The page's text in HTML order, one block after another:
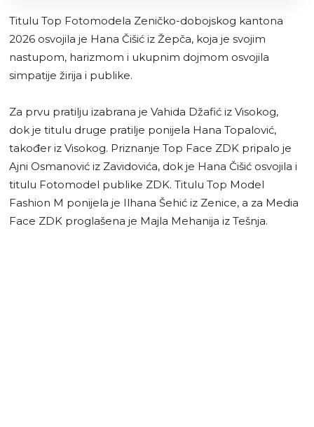
Titulu Top Fotomodela Zeničko-dobojskog kantona
2026 osvojila je Hana Čišić iz Žepča, koja je svojim
nastupom, harizmom i ukupnim dojmom osvojila
simpatije žirija i publike.
Za prvu pratilju izabrana je Vahida Džafić iz Visokog,
dok je titulu druge pratilje ponijela Hana Topalović,
također iz Visokog. Priznanje Top Face ZDK pripalo je
Ajni Osmanović iz Zavidovića, dok je Hana Čišić osvojila i
titulu Fotomodel publike ZDK. Titulu Top Model
Fashion M ponijela je Ilhana Šehić iz Zenice, a za Media
Face ZDK proglašena je Majla Mehanija iz Tešnja.